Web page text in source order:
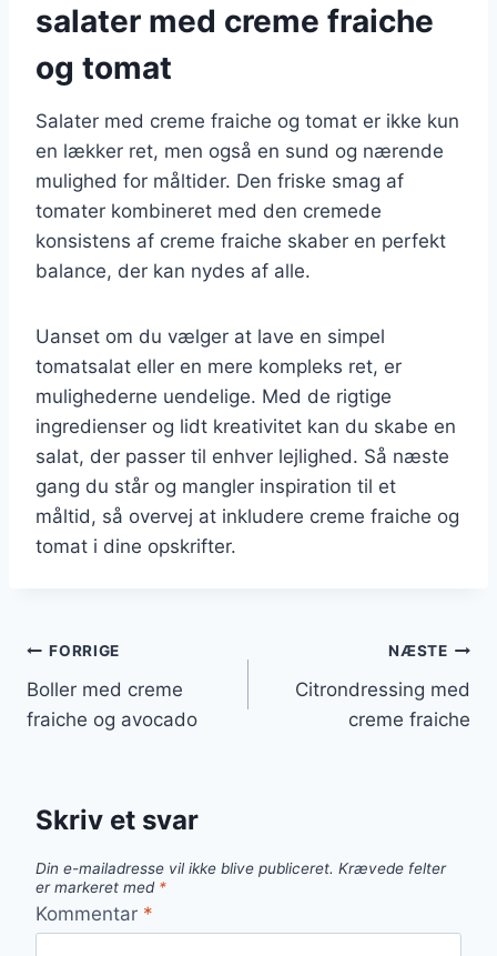
salater med creme fraiche
og tomat
Salater med creme fraiche og tomat er ikke kun
en lækker ret, men også en sund og nærende
mulighed for måltider. Den friske smag af
tomater kombineret med den cremede
konsistens af creme fraiche skaber en perfekt
balance, der kan nydes af alle.
Uanset om du vælger at lave en simpel
tomatsalat eller en mere kompleks ret, er
mulighederne uendelige. Med de rigtige
ingredienser og lidt kreativitet kan du skabe en
salat, der passer til enhver lejlighed. Så næste
gang du står og mangler inspiration til et
måltid, så overvej at inkludere creme fraiche og
tomat i dine opskrifter.
Indlægsnavigation
FORRIGE
Boller med creme
fraiche og avocado
NÆSTE
Citrondressing med
creme fraiche
Skriv et svar
Din e-mailadresse vil ikke blive publiceret. Krævede felter
er markeret med *
Kommentar *